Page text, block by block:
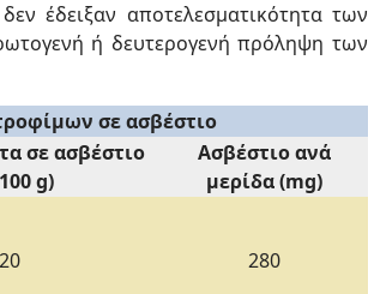
έδειξαν αποτελεσματικότητα των
ή δευτερογενή πρόληψη των
σε ασβέστιο
σε ασβέστιο
g)
Ασβέστιο ανά
μερίδα (mg)
280